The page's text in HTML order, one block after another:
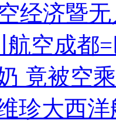
经济暨
航空成都
竟被空
珍大西